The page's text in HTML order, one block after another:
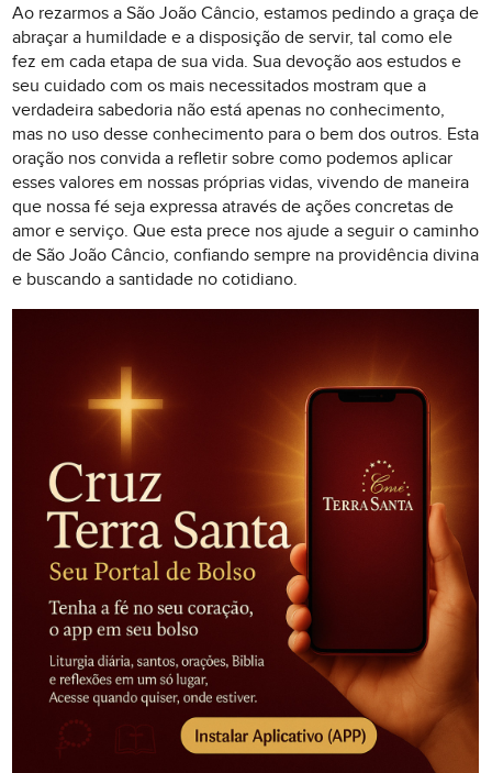
Ao rezarmos a São João Câncio, estamos pedindo a graça de
abraçar a humildade e a disposição de servir, tal como ele
fez em cada etapa de sua vida. Sua devoção aos estudos e
seu cuidado com os mais necessitados mostram que a
verdadeira sabedoria não está apenas no conhecimento,
mas no uso desse conhecimento para o bem dos outros. Esta
oração nos convida a refletir sobre como podemos aplicar
esses valores em nossas próprias vidas, vivendo de maneira
que nossa fé seja expressa através de ações concretas de
amor e serviço. Que esta prece nos ajude a seguir o caminho
de São João Câncio, confiando sempre na providência divina
e buscando a santidade no cotidiano.